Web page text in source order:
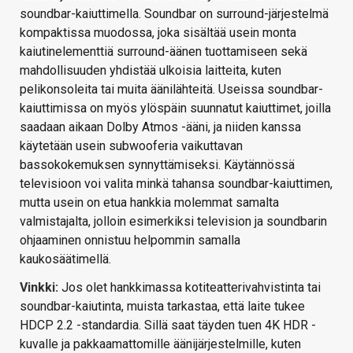
soundbar-kaiuttimella. Soundbar on surround-järjestelmä
kompaktissa muodossa, joka sisältää usein monta
kaiutinelementtiä surround-äänen tuottamiseen sekä
mahdollisuuden yhdistää ulkoisia laitteita, kuten
pelikonsoleita tai muita äänilähteitä. Useissa soundbar-
kaiuttimissa on myös ylöspäin suunnatut kaiuttimet, joilla
saadaan aikaan Dolby Atmos -ääni, ja niiden kanssa
käytetään usein subwooferia vaikuttavan
bassokokemuksen synnyttämiseksi. Käytännössä
televisioon voi valita minkä tahansa soundbar-kaiuttimen,
mutta usein on etua hankkia molemmat samalta
valmistajalta, jolloin esimerkiksi television ja soundbarin
ohjaaminen onnistuu helpommin samalla
kaukosäätimellä.
Vinkki: Jos olet hankkimassa kotiteatterivahvistinta tai
soundbar-kaiutinta, muista tarkastaa, että laite tukee
HDCP 2.2 -standardia. Sillä saat täyden tuen 4K HDR -
kuvalle ja pakkaamattomille äänijärjestelmille, kuten